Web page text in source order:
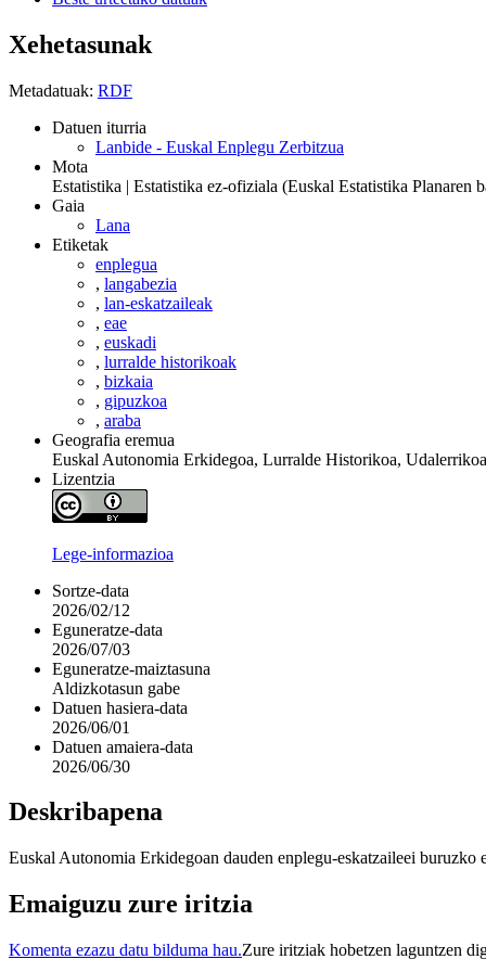
Xehetasunak
Metadatuak: RDF
Datuen iturria
Lanbide - Euskal Enplegu Zerbitzua
Mota
Estatistika | Estatistika ez-ofiziala (Euskal Estatistika Planaren
Gaia
Lana
Etiketak
enplegua
, langabezia
, lan-eskatzaileak
, eae
, euskadi
, lurralde historikoak
, bizkaia
, gipuzkoa
, araba
Geografia eremua
Euskal Autonomia Erkidegoa, Lurralde Historikoa, Udalerrikoa
Lizentzia
Lege-informazioa
Sortze-data
2026/02/12
Eguneratze-data
2026/07/03
Eguneratze-maiztasuna
Aldizkotasun gabe
Datuen hasiera-data
2026/06/01
Datuen amaiera-data
2026/06/30
Deskribapena
Euskal Autonomia Erkidegoan dauden enplegu-eskatzaileei buruzko
Emaiguzu zure iritzia
Komenta ezazu datu bilduma hau.Zure iritziak hobetzen laguntzen